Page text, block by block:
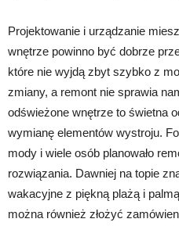
Projektowanie i urządzanie
wnętrze powinno być dobrze
które nie wyjdą zbyt szybko z
zmiany, a remont nie sprawia
odświeżone wnętrze to świetna
wymianę elementów wystroju.
mody i wiele osób planowało
rozwiązania. Dawniej na topie
wakacyjne z piękną plażą i
można również złożyć